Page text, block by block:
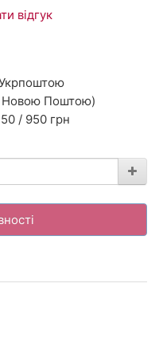
відгук
Новою Поштою)
/ 950 грн